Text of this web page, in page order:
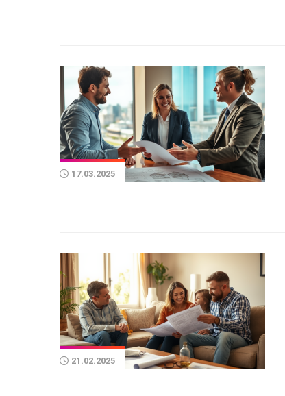
РАСЧЕТУ
ИПОТЕКИ.
17.03.2025
21.02.2025